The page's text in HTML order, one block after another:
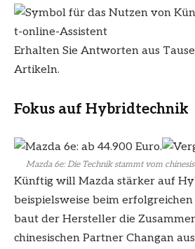
t-online-Assistent
Erhalten Sie Antworten aus
Artikeln.
Fokus auf Hybridtechnik
Mazda 6e: Die Technik stammt vom
Künftig will Mazda stärker auf
beispielsweise beim erfolgreichen
baut der Hersteller die
chinesischen Partner Changan